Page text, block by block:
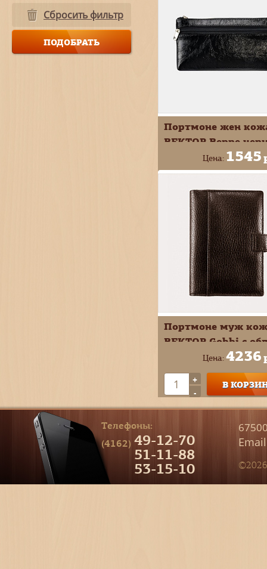
Сбросить фильтр
Портмоне жен
ВЕКТОР Beppe
П-830-2110
Цена: 1545
-
Портмоне муж
ВЕКТОР Gobbi с
документов
коричневый ПМ-
1520
Цена:4236
+
-
В
Телефоны:
(4162) 49-12-70
51-11-88
53-15-10